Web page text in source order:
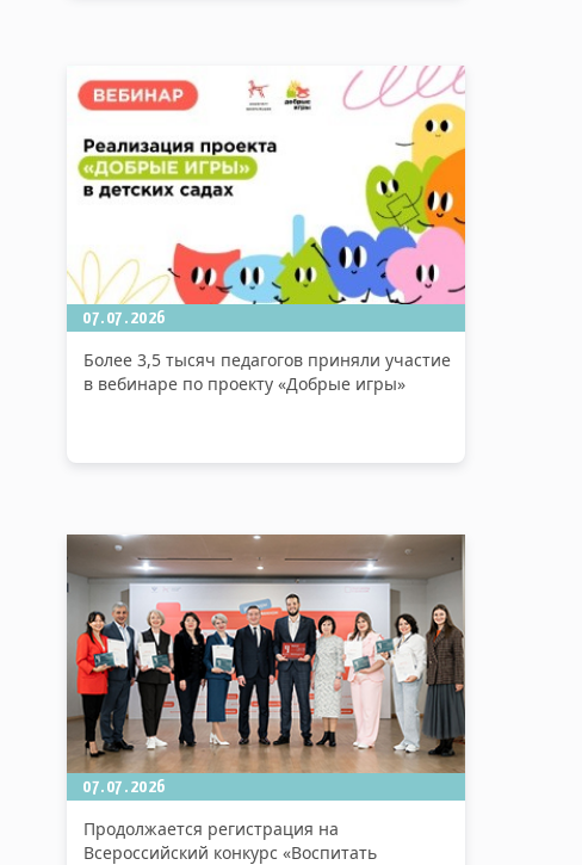
07.07.2026
Более 3,5 тысяч педагогов приняли участие
в вебинаре по проекту «Добрые игры»
07.07.2026
Продолжается регистрация на
Всероссийский конкурс «Воспитать